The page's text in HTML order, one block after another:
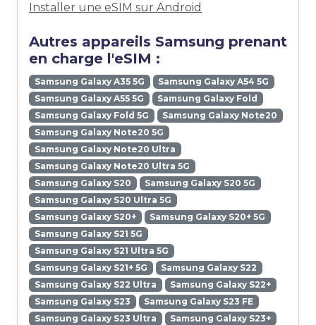
Installer une eSIM sur Android
Autres appareils Samsung prenant
en charge l'eSIM :
Samsung Galaxy A35 5G
Samsung Galaxy A54 5G
Samsung Galaxy A55 5G
Samsung Galaxy Fold
Samsung Galaxy Fold 5G
Samsung Galaxy Note20
Samsung Galaxy Note20 5G
Samsung Galaxy Note20 Ultra
Samsung Galaxy Note20 Ultra 5G
Samsung Galaxy S20
Samsung Galaxy S20 5G
Samsung Galaxy S20 Ultra 5G
Samsung Galaxy S20+
Samsung Galaxy S20+ 5G
Samsung Galaxy S21 5G
Samsung Galaxy S21 Ultra 5G
Samsung Galaxy S21+ 5G
Samsung Galaxy S22
Samsung Galaxy S22 Ultra
Samsung Galaxy S22+
Samsung Galaxy S23
Samsung Galaxy S23 FE
Samsung Galaxy S23 Ultra
Samsung Galaxy S23+